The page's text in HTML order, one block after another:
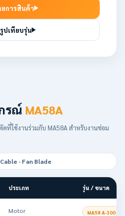
ยการสินค้า
ปเทียบรุ่น
รณ์ MA58A
ที่ใช้งานร่วมกับ MA58A สำหรับงานซ่อม
· Fan Blade
ประเภท รุ่น / ขนาด
Motor MA58 A-100